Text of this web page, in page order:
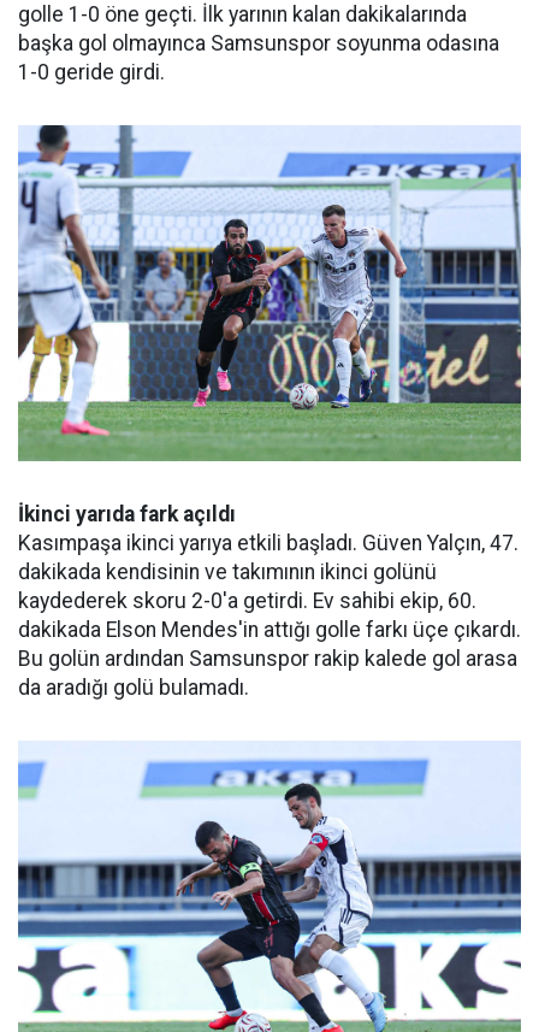
golle 1-0 öne geçti. İlk yarının kalan dakikalarında
başka gol olmayınca Samsunspor soyunma odasına
1-0 geride girdi.
İkinci yarıda fark açıldı
Kasımpaşa ikinci yarıya etkili başladı. Güven Yalçın, 47.
dakikada kendisinin ve takımının ikinci golünü
kaydederek skoru 2-0'a getirdi. Ev sahibi ekip, 60.
dakikada Elson Mendes'in attığı golle farkı üçe çıkardı.
Bu golün ardından Samsunspor rakip kalede gol arasa
da aradığı golü bulamadı.